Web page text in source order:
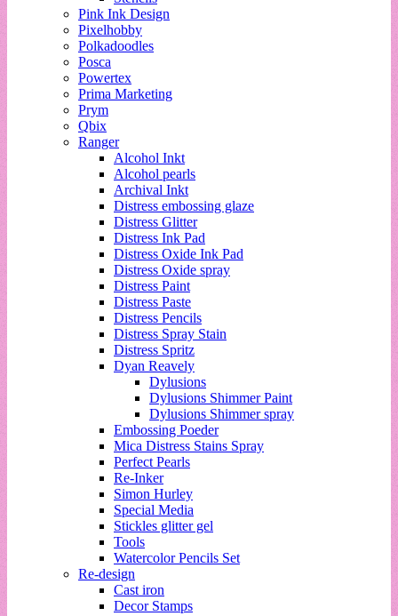
Pink Ink Design
Pixelhobby
Polkadoodles
Posca
Powertex
Prima Marketing
Prym
Qbix
Ranger
Alcohol Inkt
Alcohol pearls
Archival Inkt
Distress embossing glaze
Distress Glitter
Distress Ink Pad
Distress Oxide Ink Pad
Distress Oxide spray
Distress Paint
Distress Paste
Distress Pencils
Distress Spray Stain
Distress Spritz
Dyan Reavely
Dylusions
Dylusions Shimmer Paint
Dylusions Shimmer spray
Embossing Poeder
Mica Distress Stains Spray
Perfect Pearls
Re-Inker
Simon Hurley
Special Media
Stickles glitter gel
Tools
Watercolor Pencils Set
Re-design
Cast iron
Decor Stamps